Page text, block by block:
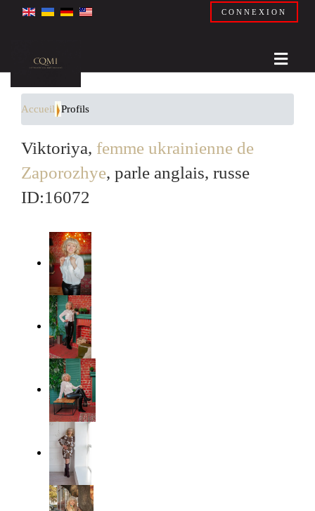
CONNEXION
Accueil Profils
Viktoriya, femme ukrainienne de
Zaporozhye, parle anglais, russe
ID:16072